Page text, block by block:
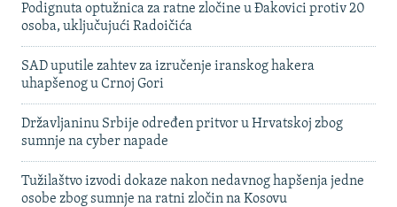
Podignuta optužnica za ratne zločine u Đakovici protiv 20
osoba, uključujući Radoičića
SAD uputile zahtev za izručenje iranskog hakera
uhapšenog u Crnoj Gori
Državljaninu Srbije određen pritvor u Hrvatskoj zbog
sumnje na cyber napade
Tužilaštvo izvodi dokaze nakon nedavnog hapšenja jedne
osobe zbog sumnje na ratni zločin na Kosovu